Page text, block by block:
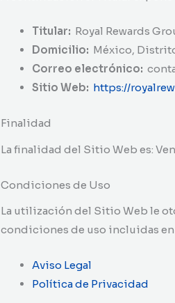
Titular: Royal Rewards
Domicilio: México,
Correo electrónico:
Sitio Web: https://
Finalidad
La finalidad del Sitio Web es:
Condiciones de Uso
La utilización del Sitio Web le
condiciones de uso incluidas en
Aviso Legal
Política de Privacidad